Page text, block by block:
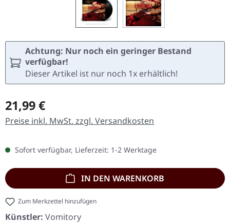
Achtung: Nur noch ein geringer Bestand
verfügbar!
Dieser Artikel ist nur noch 1x erhältlich!
Regulärer Preis:
21,99 €
Preise inkl. MwSt. zzgl. Versandkosten
Sofort verfügbar, Lieferzeit: 1-2 Werktage
IN DEN WARENKORB
Zum Merkzettel hinzufügen
Künstler: Vomitory